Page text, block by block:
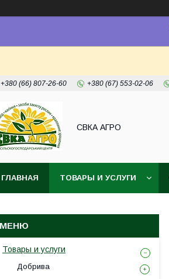
+380 (66) 807-26-60 +380 (67) 553-02-06
СВКА АГРО
ГЛАВНАЯ ТОВАРЫ И УСЛУГИ
Товары и услуги
Добрива